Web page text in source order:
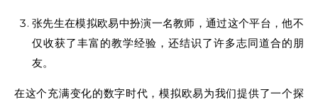
张先生在模拟欧易中扮演一名教师，通过这个平台，他不
仅收获了丰富的教学经验，还结识了许多志同道合的朋
友。
在这个充满变化的数字时代，模拟欧易为我们提供了一个探